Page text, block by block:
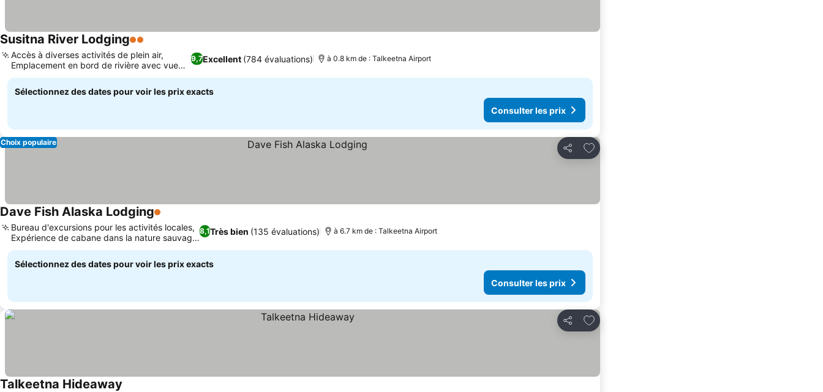
Susitna River Lodging2 Étoiles
9,7Excellent (784 évaluations)
Accès à diverses activités de plein air,
Emplacement en bord de rivière avec vue
sur la montagne
à 0.8 km de : Talkeetna Airport
Sélectionnez des dates pour voir les prix exacts
Consulter les prix
Partager
Ajouter à mes favoris
Choix populaire
Dave Fish Alaska Lodging1 Étoiles
8,1Très bien (135 évaluations)
Bureau d'excursions pour les activités locales,
Expérience de cabane dans la nature sauvage
de l'Alaska
à 6.7 km de : Talkeetna Airport
Sélectionnez des dates pour voir les prix exacts
Consulter les prix
Partager
Ajouter à mes favoris
Talkeetna Hideaway